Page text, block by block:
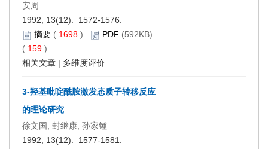
安周
1992, 13(12): 1572-1576.
摘要 ( 1698 ) PDF (592KB)
( 159 )
相关文章 | 多维度评价
3-羟基吡啶酰胺激发态质子转移反应
的理论研究
徐文国, 封继康, 孙家锺
1992, 13(12): 1577-1581.